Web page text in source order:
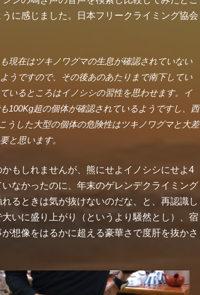
に感じました。日本フリークライミング協会
現在はツキノワグマの生息が確認されていない
うですので、その後あのあたりまで南下してい
いるところはイノシシの習性を思わせます。イ
100Kg超の個体が確認されているようですし、西
うした大型の個体の危険性はツキノワグマと大差
と思います。
もしれませんが、熊にせよイノシシにせよ4
なかったのに、年末のゲレンデクライミング
るときは気が抜けないのだな、と、再認識し
いに盛り上がり（というより騒然とし）、宿
想像をはるかに超える豪華さで度肝を抜かさ